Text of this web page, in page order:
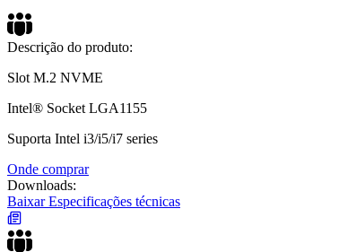
Descrição do produto:
Slot M.2 NVME
Intel® Socket LGA1155
Suporta Intel i3/i5/i7 series
Onde comprar
Downloads:
Baixar Especificações técnicas